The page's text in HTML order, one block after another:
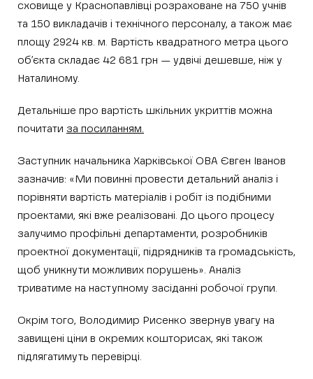
сховище у Краснопавлівці розраховане на 750 учнів
та 150 викладачів і технічного персоналу, а також має
площу 2924 кв. м. Вартість квадратного метра цього
об’єкта складає 42 681 грн — удвічі дешевше, ніж у
Наталиному.
Детальніше про вартість шкільних укриттів можна
почитати за посиланням.
Заступник начальника Харківської ОВА Євген Іванов
зазначив: «Ми повинні провести детальний аналіз і
порівняти вартість матеріалів і робіт із подібними
проектами, які вже реалізовані. До цього процесу
залучимо профільні департаменти, розробників
проектної документації, підрядників та громадськість,
щоб уникнути можливих порушень». Аналіз
триватиме на наступному засіданні робочої групи.
Окрім того, Володимир Рисенко звернув увагу на
завищені ціни в окремих кошторисах, які також
підлягатимуть перевірці.